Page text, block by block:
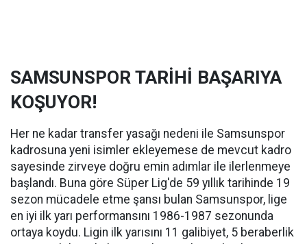
SAMSUNSPOR TARİHİ BAŞARIYA
KOŞUYOR!
Her ne kadar transfer yasağı nedeni ile Samsunspor
kadrosuna yeni isimler ekleyemese de mevcut kadro
sayesinde zirveye doğru emin adımlar ile ilerlenmeye
başlandı. Buna göre Süper Lig'de 59 yıllık tarihinde 19
sezon mücadele etme şansı bulan Samsunspor, lige
en iyi ilk yarı performansını 1986-1987 sezonunda
ortaya koydu. Ligin ilk yarısını 11 galibiyet, 5 beraberlik